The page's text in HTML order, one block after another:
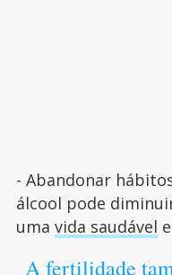
- Abandonar
álcool pode
uma vida saudável
A fertilidade